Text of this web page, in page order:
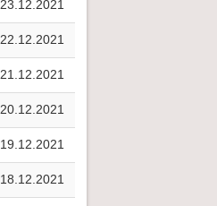
23.12.2021
22.12.2021
21.12.2021
20.12.2021
19.12.2021
18.12.2021